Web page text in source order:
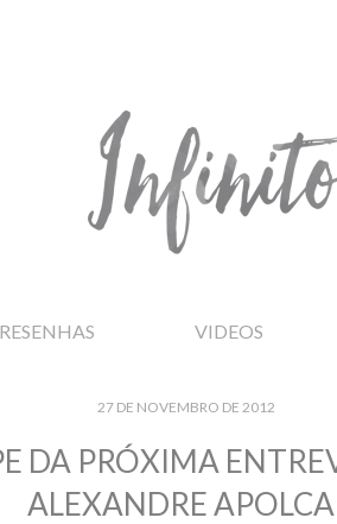
RESENHAS VIDEOS
27 DE NOVEMBRO DE 2012
DA PRÓXIMA
ALEXANDRE APOLCA